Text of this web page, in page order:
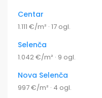
Centar
1.111 €/m² · 17 ogl.
Selenča
1.042 €/m² · 9 ogl.
Nova Selenča
997 €/m² · 4 ogl.